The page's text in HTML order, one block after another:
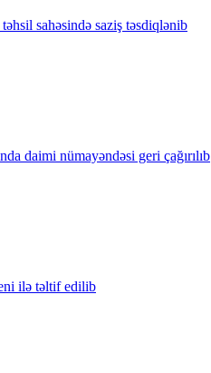
sahəsində saziş təsdiqlənib
daimi nümayəndəsi geri çağırılıb
ilə təltif edilib